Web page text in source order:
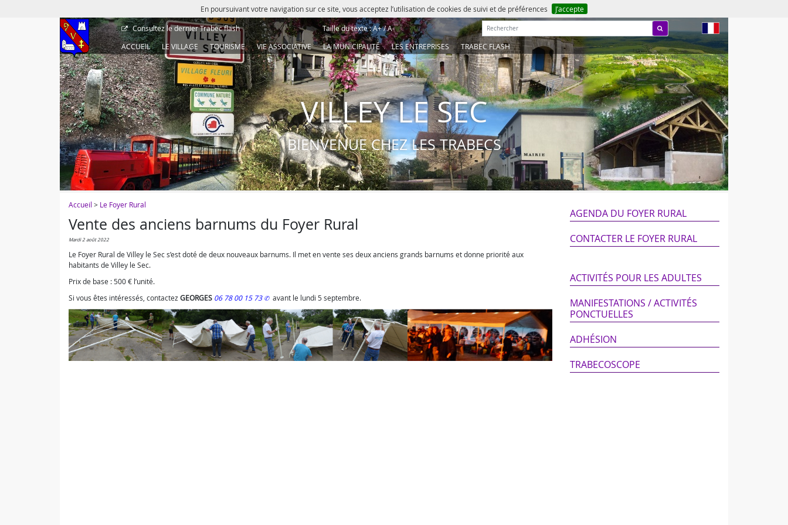
En poursuivant votre navigation sur ce site, vous acceptez l’utilisation de cookies de suivi et de préférences J’accepte
Consultez le dernierTrabec flash Taille du texte :A+/A- Rechercher :
ACCUEIL
LE VILLAGE TOURISME VIE ASSOCIATIVE LA MUNICIPALITÉ LES ENTREPRISES TRABEC FLASH
VILLEY LE SEC
BIENVENUE CHEZ LES TRABECS
Accueil > Le Foyer Rural
Vente des anciens barnums du Foyer Rural
mardi 2 août 2022
Le Foyer Rural de Villey le Sec s’est doté de deux nouveaux barnums. Il met en vente ses deux anciens grands barnums et donne priorité aux
habitants de Villey le Sec.
Prix de base : 500 € l’unité.
Si vous êtes intéressés, contactez GEORGES 06 78 00 15 73 avant le lundi 5 septembre.
AGENDA DU FOYER RURAL
CONTACTER LE FOYER RURAL
ACTIVITÉS POUR LES ADULTES
MANIFESTATIONS / ACTIVITÉS
PONCTUELLES
ADHÉSION
TRABECOSCOPE